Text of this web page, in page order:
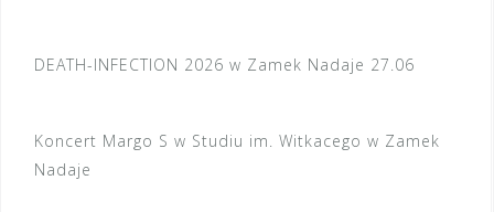
DEATH-INFECTION 2026 w Zamek Nadaje 27.06
Koncert Margo S w Studiu im. Witkacego w Zamek
Nadaje